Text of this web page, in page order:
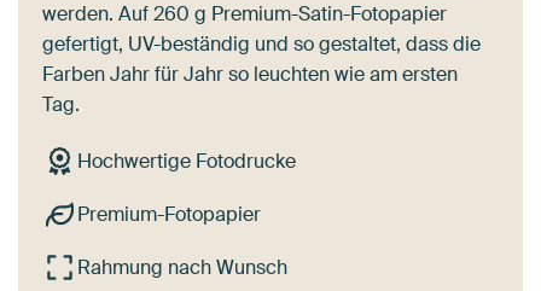
werden. Auf 260 g Premium-Satin-Fotopapier
gefertigt, UV-beständig und so gestaltet, dass die
Farben Jahr für Jahr so leuchten wie am ersten
Tag.
Hochwertige Fotodrucke
Premium-Fotopapier
Rahmung nach Wunsch